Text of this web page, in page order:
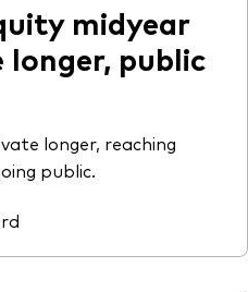
midyear
public
longer, reaching
public.